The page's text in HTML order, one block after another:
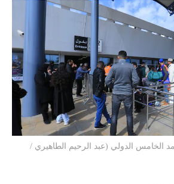
الخامس الدولي (عبد الرحيم الطاهيري /